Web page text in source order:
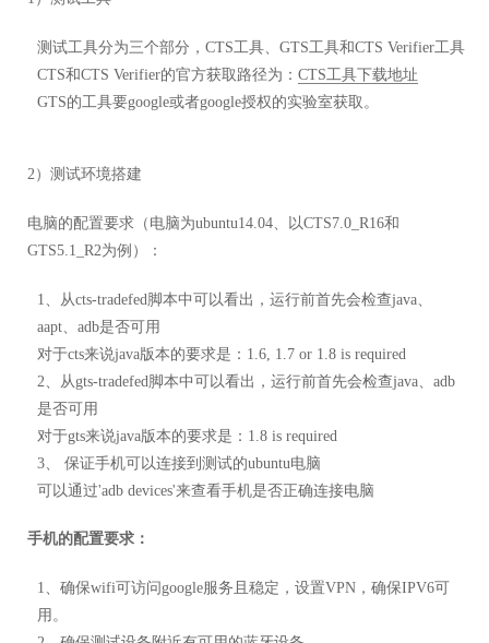
测试工具分为三个部分，CTS工具、GTS工具和CTS Verifier工具
CTS和CTS Verifier的官方获取路径为： CTS工具下载地址
GTS的工具要google或者google授权的实验室获取。
2）测试环境搭建
电脑的配置要求（电脑为ubuntu14.04、以CTS7.0_R16和
GTS5.1_R2为例）：
1、从cts-tradefed脚本中可以看出，运行前首先会检查java、
aapt、adb是否可用
对于cts来说java版本的要求是：1.6, 1.7 or 1.8 is required
2、从gts-tradefed脚本中可以看出，运行前首先会检查java、adb
是否可用
对于gts来说java版本的要求是：1.8 is required
3、 保证手机可以连接到测试的ubuntu电脑
可以通过'adb devices'来查看手机是否正确连接电脑
手机的配置要求：
1、确保wifi可访问google服务且稳定，设置VPN，确保IPV6可
用。